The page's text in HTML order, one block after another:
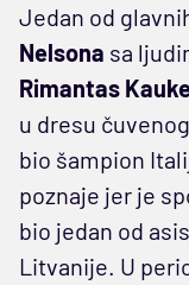
Jedan od
Nelsona sa
Rimantas
u dresu
bio šampion
poznaje jer je
bio jedan od
Litvanije. U